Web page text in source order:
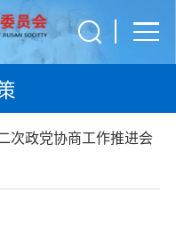
次政党协商工作推进会